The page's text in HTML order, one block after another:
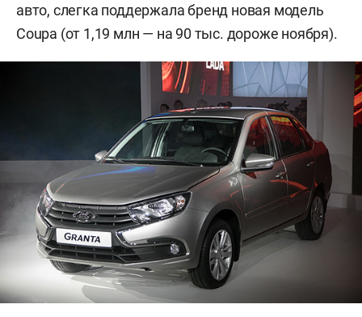
авто, слегка поддержала бренд новая модель
Coupa (от 1,19 млн — на 90 тыс. дороже ноября).